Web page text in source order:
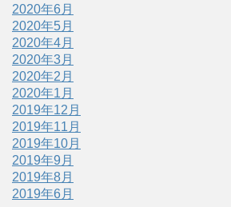
2020年6月
2020年5月
2020年4月
2020年3月
2020年2月
2020年1月
2019年12月
2019年11月
2019年10月
2019年9月
2019年8月
2019年6月